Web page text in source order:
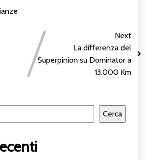
Next
La differenza del
Superpinion su Dominator a
13.000 Km
Cerca